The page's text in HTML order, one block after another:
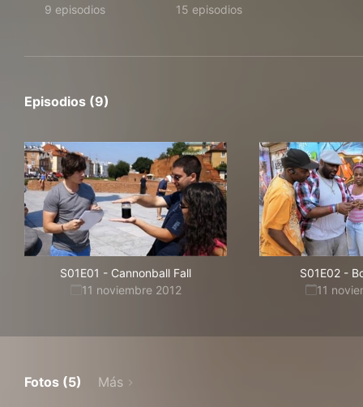
9 episodios
15 episodios
Episodios (9)
S01E01 - Cannonball Fall
11 noviembre 2012
S01E02-
11
Fotos (5) Más